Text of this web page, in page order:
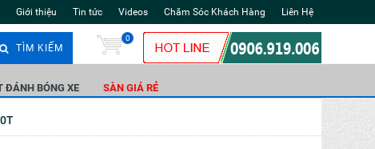
Giới thiệu Tin tức Videos Chăm Sóc Khách Hàng Liên Hệ
TÌM KIẾM
0
ĐÁNH BÓNG XE SÀN GIÁ RẺ